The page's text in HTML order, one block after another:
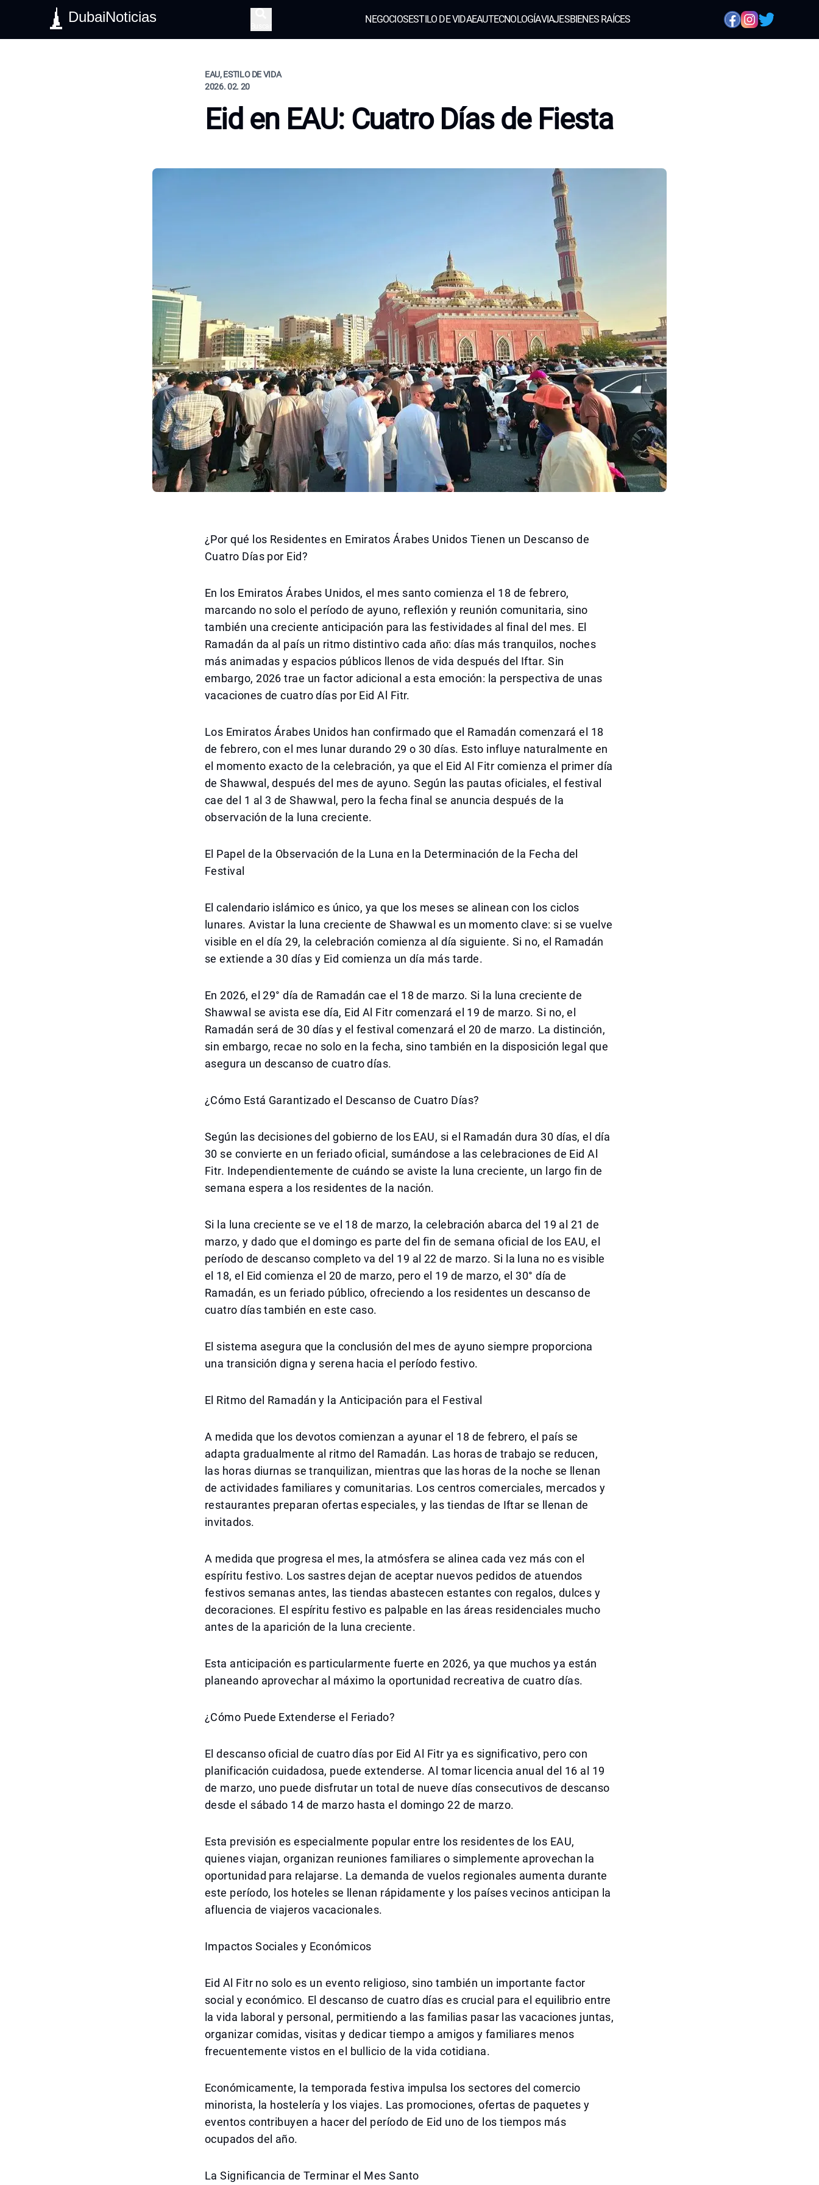
DubaiNoticias NEGOCIOSESTILO DE VIDAEAUTECNOLOGÍAVIAJESBIENES RAÍCES
EAU, ESTILO DE VIDA
2026. 02. 20
Eid en EAU: Cuatro Días de Fiesta
¿Por qué los Residentes en Emiratos Árabes Unidos Tienen un Descanso de
Cuatro Días por Eid?
En los Emiratos Árabes Unidos, el mes santo comienza el 18 de febrero,
marcando no solo el período de ayuno, reflexión y reunión comunitaria, sino
también una creciente anticipación para las festividades al final del mes. El
Ramadán da al país un ritmo distintivo cada año: días más tranquilos, noches
más animadas y espacios públicos llenos de vida después del Iftar. Sin
embargo, 2026 trae un factor adicional a esta emoción: la perspectiva de unas
vacaciones de cuatro días por Eid Al Fitr.
Los Emiratos Árabes Unidos han confirmado que el Ramadán comenzará el 18
de febrero, con el mes lunar durando 29 o 30 días. Esto influye naturalmente en
el momento exacto de la celebración, ya que el Eid Al Fitr comienza el primer día
de Shawwal, después del mes de ayuno. Según las pautas oficiales, el festival
cae del 1 al 3 de Shawwal, pero la fecha final se anuncia después de la
observación de la luna creciente.
El Papel de la Observación de la Luna en la Determinación de la Fecha del
Festival
El calendario islámico es único, ya que los meses se alinean con los ciclos
lunares. Avistar la luna creciente de Shawwal es un momento clave: si se vuelve
visible en el día 29, la celebración comienza al día siguiente. Si no, el Ramadán
se extiende a 30 días y Eid comienza un día más tarde.
En 2026, el 29° día de Ramadán cae el 18 de marzo. Si la luna creciente de
Shawwal se avista ese día, Eid Al Fitr comenzará el 19 de marzo. Si no, el
Ramadán será de 30 días y el festival comenzará el 20 de marzo. La distinción,
sin embargo, recae no solo en la fecha, sino también en la disposición legal que
asegura un descanso de cuatro días.
¿Cómo Está Garantizado el Descanso de Cuatro Días?
Según las decisiones del gobierno de los EAU, si el Ramadán dura 30 días, el día
30 se convierte en un feriado oficial, sumándose a las celebraciones de Eid Al
Fitr. Independientemente de cuándo se aviste la luna creciente, un largo fin de
semana espera a los residentes de la nación.
Si la luna creciente se ve el 18 de marzo, la celebración abarca del 19 al 21 de
marzo, y dado que el domingo es parte del fin de semana oficial de los EAU, el
período de descanso completo va del 19 al 22 de marzo. Si la luna no es visible
el 18, el Eid comienza el 20 de marzo, pero el 19 de marzo, el 30° día de
Ramadán, es un feriado público, ofreciendo a los residentes un descanso de
cuatro días también en este caso.
El sistema asegura que la conclusión del mes de ayuno siempre proporciona
una transición digna y serena hacia el período festivo.
El Ritmo del Ramadán y la Anticipación para el Festival
A medida que los devotos comienzan a ayunar el 18 de febrero, el país se
adapta gradualmente al ritmo del Ramadán. Las horas de trabajo se reducen,
las horas diurnas se tranquilizan, mientras que las horas de la noche se llenan
de actividades familiares y comunitarias. Los centros comerciales, mercados y
restaurantes preparan ofertas especiales, y las tiendas de Iftar se llenan de
invitados.
A medida que progresa el mes, la atmósfera se alinea cada vez más con el
espíritu festivo. Los sastres dejan de aceptar nuevos pedidos de atuendos
festivos semanas antes, las tiendas abastecen estantes con regalos, dulces y
decoraciones. El espíritu festivo es palpable en las áreas residenciales mucho
antes de la aparición de la luna creciente.
Esta anticipación es particularmente fuerte en 2026, ya que muchos ya están
planeando aprovechar al máximo la oportunidad recreativa de cuatro días.
¿Cómo Puede Extenderse el Feriado?
El descanso oficial de cuatro días por Eid Al Fitr ya es significativo, pero con
planificación cuidadosa, puede extenderse. Al tomar licencia anual del 16 al 19
de marzo, uno puede disfrutar un total de nueve días consecutivos de descanso
desde el sábado 14 de marzo hasta el domingo 22 de marzo.
Esta previsión es especialmente popular entre los residentes de los EAU,
quienes viajan, organizan reuniones familiares o simplemente aprovechan la
oportunidad para relajarse. La demanda de vuelos regionales aumenta durante
este período, los hoteles se llenan rápidamente y los países vecinos anticipan la
afluencia de viajeros vacacionales.
Impactos Sociales y Económicos
Eid Al Fitr no solo es un evento religioso, sino también un importante factor
social y económico. El descanso de cuatro días es crucial para el equilibrio entre
la vida laboral y personal, permitiendo a las familias pasar las vacaciones juntas,
organizar comidas, visitas y dedicar tiempo a amigos y familiares menos
frecuentemente vistos en el bullicio de la vida cotidiana.
Económicamente, la temporada festiva impulsa los sectores del comercio
minorista, la hostelería y los viajes. Las promociones, ofertas de paquetes y
eventos contribuyen a hacer del período de Eid uno de los tiempos más
ocupados del año.
La Significancia de Terminar el Mes Santo